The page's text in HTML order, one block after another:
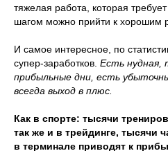
тяжелая работа, которая
шагом можно прийти к хорошим
И самое интересное, по
супер-заработков. Есть нудная,
прибыльные дни, есть
всегда выход в плюс.
Как в спорте: тысячи
так же и в трейдинге, тысячи
в терминале приводят к